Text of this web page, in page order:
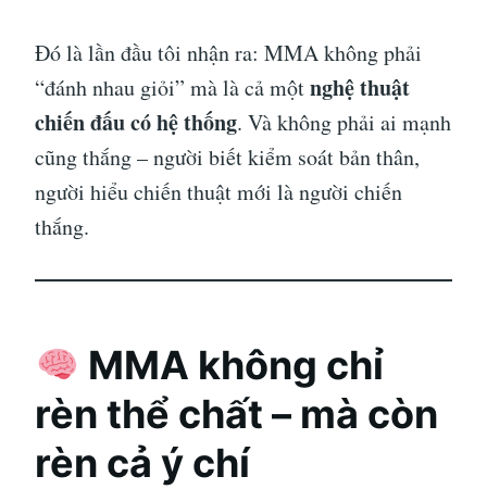
Đó là lần đầu tôi nhận ra: MMA không phải
“đánh nhau giỏi” mà là cả mộtnghệ thuật
chiến đấu có hệ thống. Và không phải ai mạnh
cũng thắng – người biết kiểm soát bản thân,
người hiểu chiến thuật mới là người chiến
thắng.
MMA không chỉ
rèn thể chất – mà còn
rèn cả ý chí